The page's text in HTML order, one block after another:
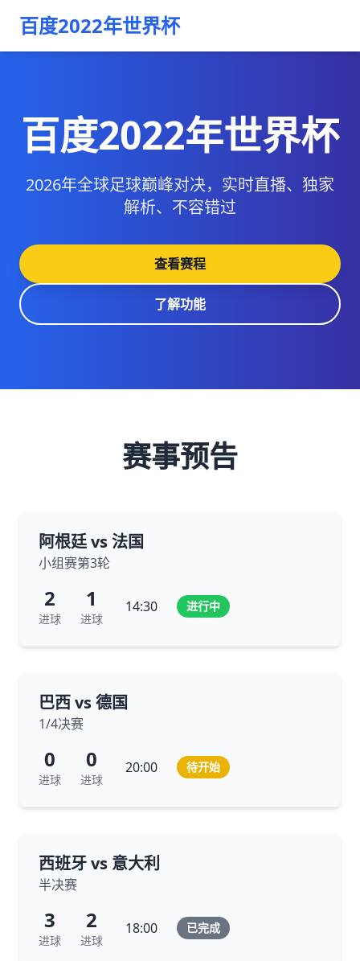
百度2022年世界杯
百度2022年世界杯
2026年全球足球巅峰对决，实时直播、独家
解析、不容错过
查看赛程
了解功能
赛事预告
阿根廷 vs 法国
小组赛第3轮
2
进球
1
进球
14:30 进行中
巴西 vs 德国
1/4决赛
0
进球
0
进球
20:00 待开始
西班牙 vs 意大利
半决赛
3
进球
2
进球
18:00 已完成